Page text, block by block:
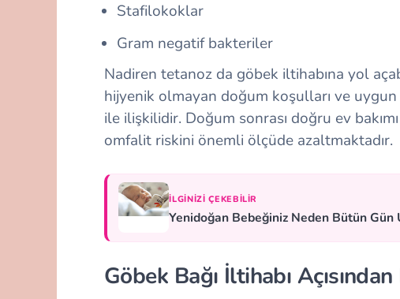
Stafilokoklar
Gram negatif bakteriler
Nadiren tetanoz da göbek iltihabına yol
hijyenik olmayan doğum koşulları ve
ile ilişkilidir. Doğum sonrası doğru ev
omfalit riskini önemli ölçüde azaltmaktadır.
İLGINIZI ÇEKEBILIR
Yenidoğan Bebeğiniz Neden Bütün Gün
Göbek Bağı İltihabı